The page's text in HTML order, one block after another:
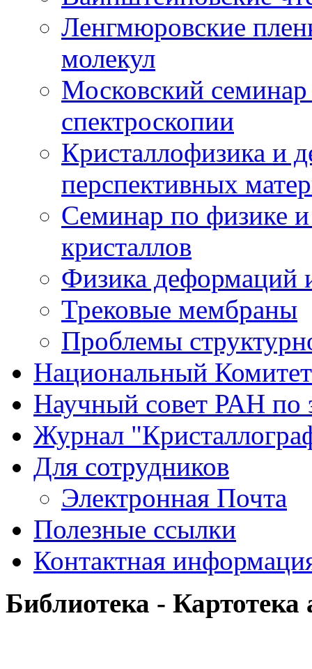
Ленгмюровские
молекул
Московский
спектроскопии
Кристаллофизика и
перспективных
Семинар по физике
кристаллов
Физика деформаций
Трековые мембраны
Проблемы
Национальный
Научный совет РАН по
Журнал
Для сотрудников
Электронная Почта
Полезные ссылки
Контактная
Библиотека - Картотека